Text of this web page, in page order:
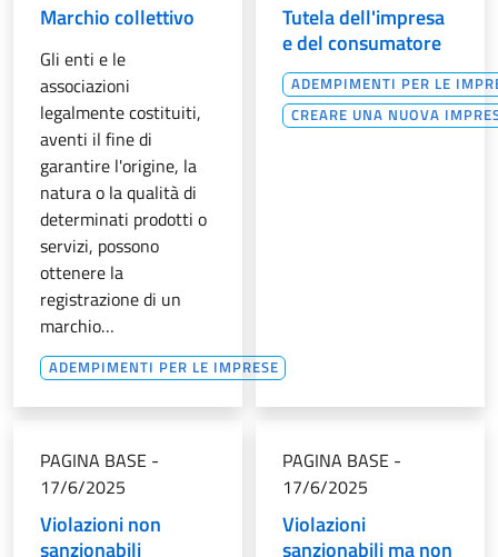
Marchio collettivo
Gli enti e le
associazioni
legalmente costituiti,
aventi il fine di
garantire l'origine, la
natura o la qualità di
determinati prodotti o
servizi, possono
ottenere la
registrazione di un
marchio…
ADEMPIMENTI PER LE IMPRESE
Tutela dell'impresa
e del consumatore
ADEMPIMENTI PER LE
CREARE UNA NUOVA
PAGINA BASE -
17/6/2025
Violazioni non
sanzionabili
PAGINA BASE -
17/6/2025
Violazioni
sanzionabili ma non